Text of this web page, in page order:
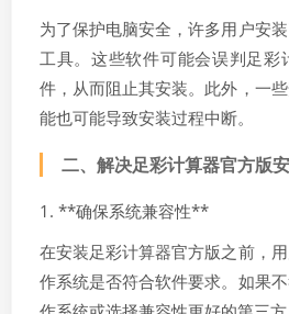
为了保护电脑安全，许多用户安
工具。这些软件可能会误判足彩
件，从而阻止其安装。此外，一
能也可能导致安装过程中断。
二、解决足彩计算器官方版
1. **确保系统兼容性**
在安装足彩计算器官方版之前，
作系统是否符合软件要求。如果